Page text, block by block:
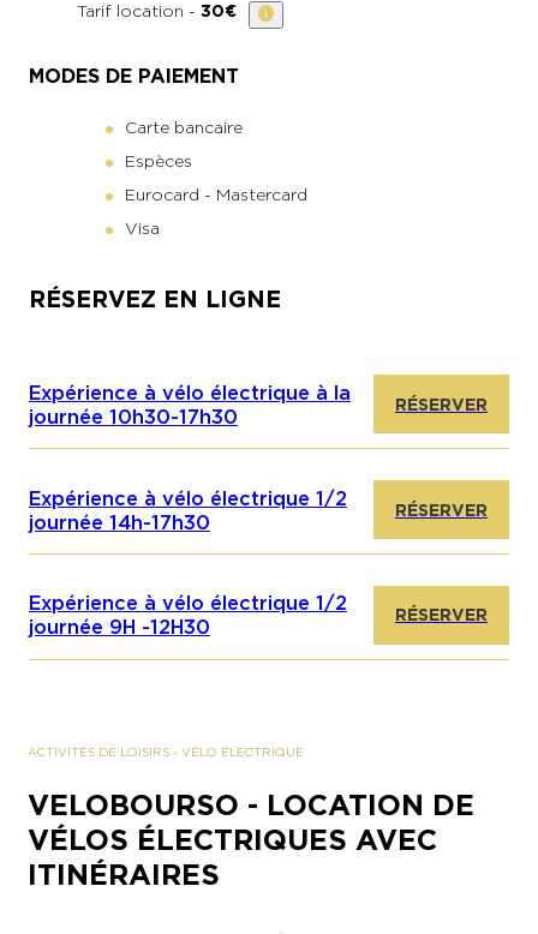
Tarif location - 30€
MODES DE PAIEMENT
Carte bancaire
Espèces
Eurocard - Mastercard
Visa
RÉSERVEZ EN LIGNE
Expérience à vélo électrique à la
journée 10h30-17h30
RÉSERVER
Expérience à vélo électrique 1/2
journée 14h-17h30
RÉSERVER
Expérience à vélo électrique 1/2
journée 9H -12H30
RÉSERVER
ACTIVITÉS DE LOISIRS - VÉLO ÉLECTRIQUE
VELOBOURSO - LOCATION DE
VÉLOS ÉLECTRIQUES AVEC
ITINÉRAIRES